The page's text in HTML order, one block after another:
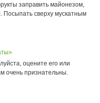
заправить майонезом,
Посыпать сверху мускатным
оцените его или
очень признательны.